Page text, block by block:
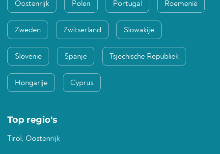
Oostenrijk Polen Portugal Roemenië
Zweden Zwitserland Slowakije
Slovenië Spanje Tsjechische Republiek
Hongarije Cyprus
Top regio's
Tirol, Oostenrijk